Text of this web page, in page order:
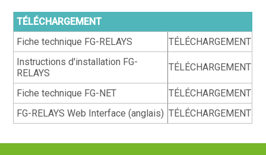
TÉLÉCHARGEMENT
Fiche technique FG-RELAYS
TÉLÉCHARGEMENT
Instructions d'installation FG-
RELAYS
TÉLÉCHARGEMENT
Fiche technique FG-NET
TÉLÉCHARGEMENT
FG-RELAYS Web Interface (anglais) TÉLÉCHARGEMENT